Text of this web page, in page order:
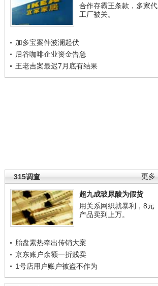
合作存霸王条款，多家代
工厂被关。
加多宝案件波澜起伏
后谷咖啡企业资金告急
王老吉案最迟7月底有结果
更多
315调查
超九成玻尿酸为假货
用关系网织就暴利，8元
产品卖到上万。
胎盘素热牵出传销大案
京东账户余额一折贱卖
1号店用户账户被盗不作为